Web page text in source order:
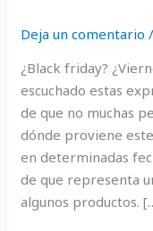
Deja un comentario /
¿Black friday?
escuchado estas
de que no muchas
dónde proviene
en determinadas
de que representa
algunos productos.